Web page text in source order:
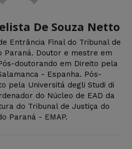
De Souza Netto
Entrância Final do Tribunal de
Paraná. Doutor e mestre em
doutorando em Direito pela
- Espanha. Pós-
pela Universitá degli Studi di
do Núcleo de EAD da
do Tribunal de Justiça do
Paraná - EMAP.